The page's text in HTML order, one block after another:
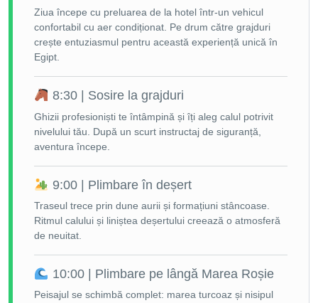
Ziua începe cu preluarea de la hotel într-un vehicul
confortabil cu aer condiționat. Pe drum către grajduri
crește entuziasmul pentru această experiență unică în
Egipt.
8:30 | Sosire la grajduri
Ghizii profesioniști te întâmpină și îți aleg calul potrivit
nivelului tău. După un scurt instructaj de siguranță,
aventura începe.
9:00 | Plimbare în deșert
Traseul trece prin dune aurii și formațiuni stâncoase.
Ritmul calului și liniștea deșertului creează o atmosferă
de neuitat.
10:00 | Plimbare pe lângă Marea Roșie
Peisajul se schimbă complet: marea turcoaz și nisipul